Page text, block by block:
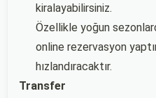
kiralayabilirsiniz.
Özellikle yoğun
online rezervasyon
hızlandıracaktır.
Transfer